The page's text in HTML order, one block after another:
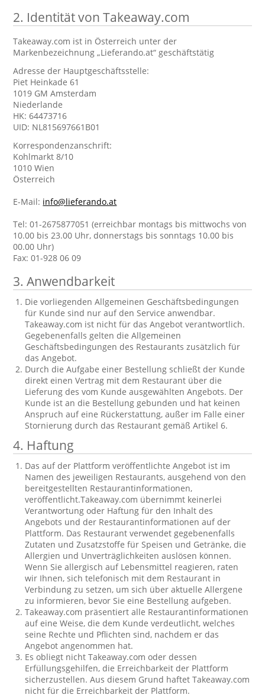
2. Identität von Takeaway.com
Takeaway.com ist in Österreich unter der
Markenbezeichnung „Lieferando.at“ geschäftstätig
Adresse der Hauptgeschäftsstelle:
Piet Heinkade 61
1019 GM Amsterdam
Niederlande
HK: 64473716
UID: NL815697661B01
Korrespondenzanschrift:
Kohlmarkt 8/10
1010 Wien
Österreich
E-Mail: info@lieferando.at
Tel: 01-2675877051 (erreichbar montags bis mittwochs von
10.00 bis 23.00 Uhr, donnerstags bis sonntags 10.00 bis
00.00 Uhr)
Fax: 01-928 06 09
3. Anwendbarkeit
Die vorliegenden Allgemeinen Geschäftsbedingungen
für Kunde sind nur auf den Service anwendbar.
Takeaway.com ist nicht für das Angebot verantwortlich.
Gegebenenfalls gelten die Allgemeinen
Geschäftsbedingungen des Restaurants zusätzlich für
das Angebot.
Durch die Aufgabe einer Bestellung schließt der Kunde
direkt einen Vertrag mit dem Restaurant über die
Lieferung des vom Kunde ausgewählten Angebots. Der
Kunde ist an die Bestellung gebunden und hat keinen
Anspruch auf eine Rückerstattung, außer im Falle einer
Stornierung durch das Restaurant gemäß Artikel 6.
4. Haftung
Das auf der Plattform veröffentlichte Angebot ist im
Namen des jeweiligen Restaurants, ausgehend von den
bereitgestellten Restaurantinformationen,
veröffentlicht.Takeaway.com übernimmt keinerlei
Verantwortung oder Haftung für den Inhalt des
Angebots und der Restaurantinformationen auf der
Plattform. Das Restaurant verwendet gegebenenfalls
Zutaten und Zusatzstoffe für Speisen und Getränke, die
Allergien und Unverträglichkeiten auslösen können.
Wenn Sie allergisch auf Lebensmittel reagieren, raten
wir Ihnen, sich telefonisch mit dem Restaurant in
Verbindung zu setzen, um sich über aktuelle Allergene
zu informieren, bevor Sie eine Bestellung aufgeben.
Takeaway.com präsentiert alle Restaurantinformationen
auf eine Weise, die dem Kunde verdeutlicht, welches
seine Rechte und Pflichten sind, nachdem er das
Angebot angenommen hat.
Es obliegt nicht Takeaway.com oder dessen
Erfüllungsgehilfen, die Erreichbarkeit der Plattform
sicherzustellen. Aus diesem Grund haftet Takeaway.com
nicht für die Erreichbarkeit der Plattform.